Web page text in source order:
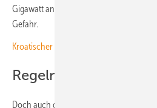
Gigawatt an Projekten im Bereich
Gefahr.
Kroatischer Erneuerbaren-Verband sieht
Regeln für Speicher
Doch auch die Regelungen für den